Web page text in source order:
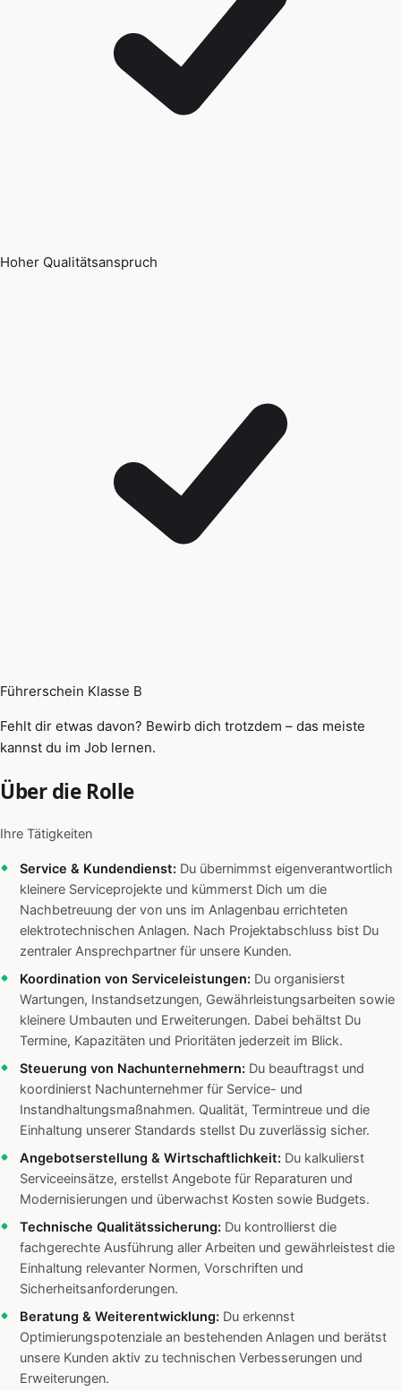
Hoher Qualitätsanspruch
Führerschein Klasse B
Fehlt dir etwas davon? Bewirb dich trotzdem – das meiste
kannst du im Job lernen.
Über die Rolle
Ihre Tätigkeiten
Service & Kundendienst: Du übernimmst eigenverantwortlich
kleinere Serviceprojekte und kümmerst Dich um die
Nachbetreuung der von uns im Anlagenbau errichteten
elektrotechnischen Anlagen. Nach Projektabschluss bist Du
zentraler Ansprechpartner für unsere Kunden.
Koordination von Serviceleistungen: Du organisierst
Wartungen, Instandsetzungen, Gewährleistungsarbeiten sowie
kleinere Umbauten und Erweiterungen. Dabei behältst Du
Termine, Kapazitäten und Prioritäten jederzeit im Blick.
Steuerung von Nachunternehmern: Du beauftragst und
koordinierst Nachunternehmer für Service- und
Instandhaltungsmaßnahmen. Qualität, Termintreue und die
Einhaltung unserer Standards stellst Du zuverlässig sicher.
Angebotserstellung & Wirtschaftlichkeit: Du kalkulierst
Serviceeinsätze, erstellst Angebote für Reparaturen und
Modernisierungen und überwachst Kosten sowie Budgets.
Technische Qualitätssicherung: Du kontrollierst die
fachgerechte Ausführung aller Arbeiten und gewährleistest die
Einhaltung relevanter Normen, Vorschriften und
Sicherheitsanforderungen.
Beratung & Weiterentwicklung: Du erkennst
Optimierungspotenziale an bestehenden Anlagen und berätst
unsere Kunden aktiv zu technischen Verbesserungen und
Erweiterungen.